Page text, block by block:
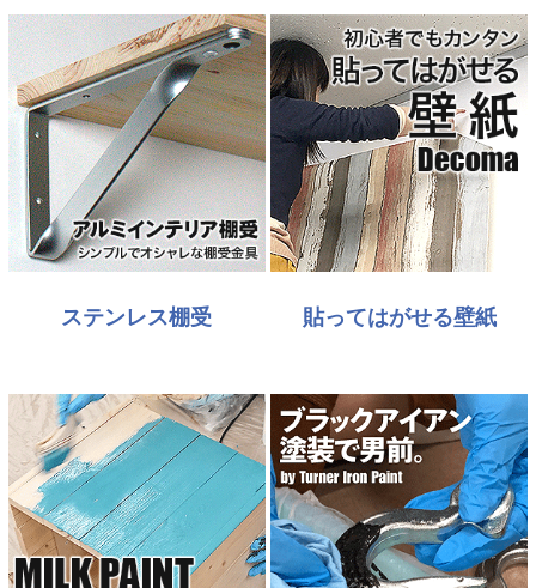
ステンレス棚受 貼ってはがせる壁紙